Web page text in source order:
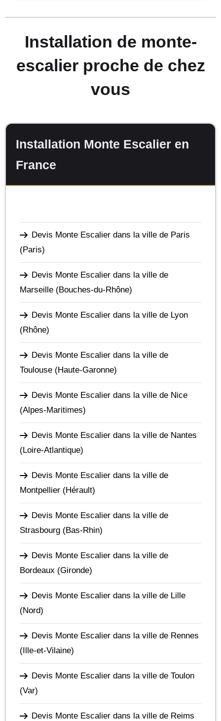
Installation de monte-
escalier proche de chez
vous
Installation Monte Escalier en
France
Devis Monte Escalier dans la ville de Paris
(Paris)
Devis Monte Escalier dans la ville de
Marseille (Bouches-du-Rhône)
Devis Monte Escalier dans la ville de Lyon
(Rhône)
Devis Monte Escalier dans la ville de
Toulouse (Haute-Garonne)
Devis Monte Escalier dans la ville de Nice
(Alpes-Maritimes)
Devis Monte Escalier dans la ville de Nantes
(Loire-Atlantique)
Devis Monte Escalier dans la ville de
Montpellier (Hérault)
Devis Monte Escalier dans la ville de
Strasbourg (Bas-Rhin)
Devis Monte Escalier dans la ville de
Bordeaux (Gironde)
Devis Monte Escalier dans la ville de Lille
(Nord)
Devis Monte Escalier dans la ville de Rennes
(Ille-et-Vilaine)
Devis Monte Escalier dans la ville de Toulon
(Var)
Devis Monte Escalier dans la ville de Reims